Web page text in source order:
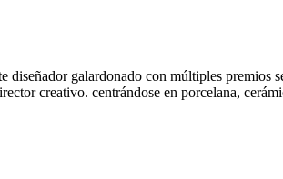
galardonado con múltiples premios
creativo. centrándose en porcelana,